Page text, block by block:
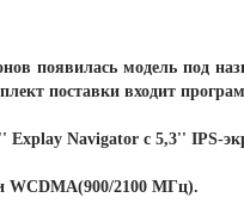
появилась модель под
поставки входит
WCDMA(900/2100 МГц).